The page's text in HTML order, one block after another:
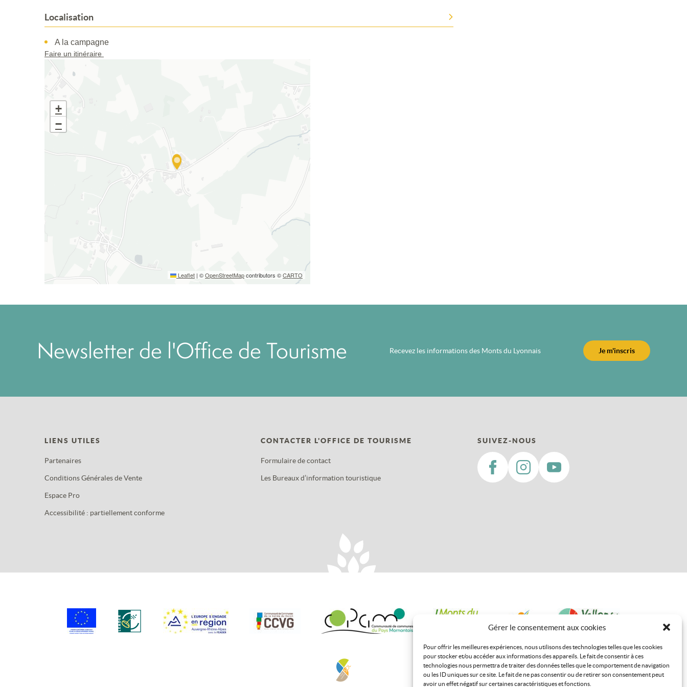
Gérer le consentement aux cookies
Pour offrir les meilleures expériences, nous utilisons des technologies telles que les cookies
pour stocker et/ou accéder aux informations des appareils. Le fait de consentir à ces
technologies nous permettra de traiter des données telles que le comportement de navigation
ou les ID uniques sur ce site. Le fait de ne pas consentir ou de retirer son consentement peut
avoir un effet négatif sur certaines caractéristiques et fonctions.
Localisation
A la campagne
Faire un itinéraire
+
−
Leaflet | ©OpenStreetMapcontributors ©CARTO
Newsletter de l'Office de Tourisme Recevez les informations des Monts du Lyonnais Je m'inscris
LIENS UTILES
Partenaires
Conditions Générales de Vente
Espace Pro
Accessibilité : partiellement conforme
CONTACTER L'OFFICE DE TOURISME
Formulaire de contact
Les Bureaux d’information touristique
SUIVEZ-NOUS